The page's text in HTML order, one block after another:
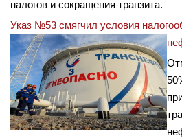
налогов и сокращения транзита.
Указ №53 смягчил условия